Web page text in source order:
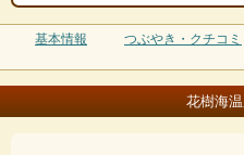
基本情報 つぶやき・クチコミ
花樹海